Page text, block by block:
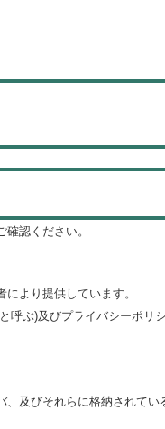
認ください。
より提供しています。
ぶ)及びプライバシーポリ
及びそれらに格納されて